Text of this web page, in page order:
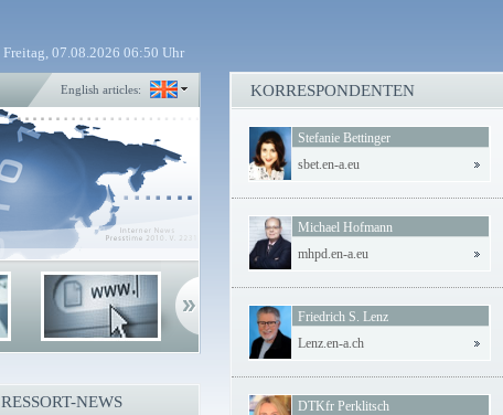
Freitag, 07.08.2026 06:50 Uhr
English articles:
RESSORT-NEWS
KORRESPONDENTEN
Stefanie Bettinger
sbet.en-a.eu
Michael Hofmann
mhpd.en-a.eu
Friedrich S. Lenz
Lenz.en-a.ch
DTKfr Perklitsch